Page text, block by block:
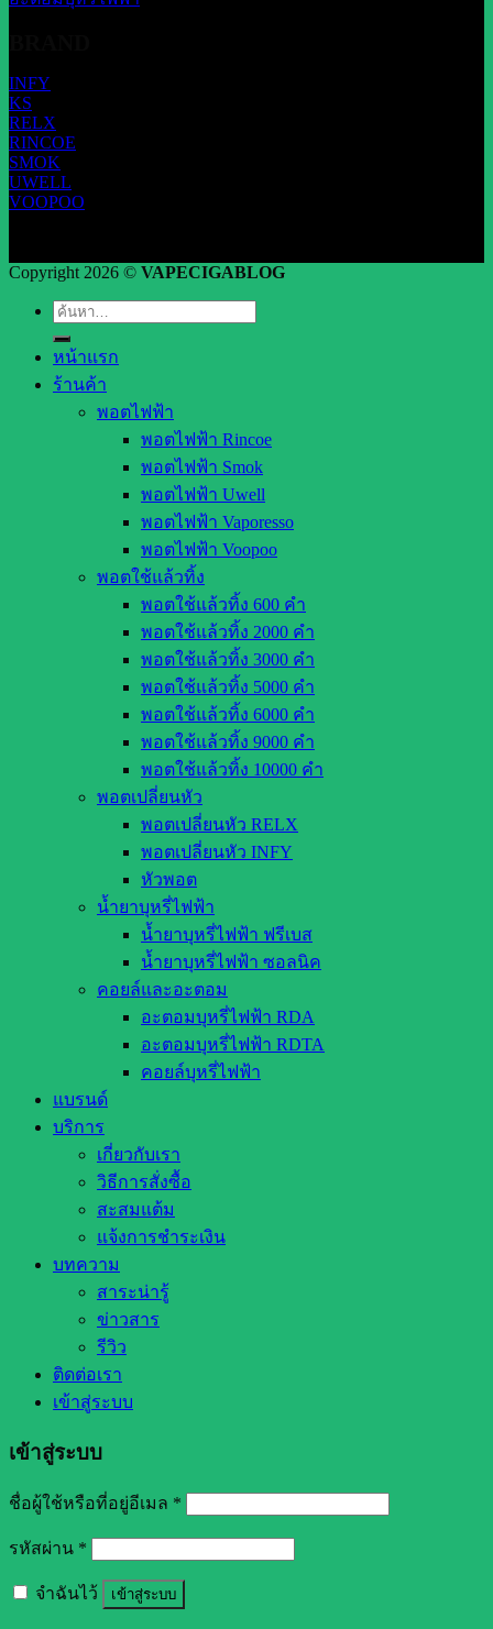
INFY
KS
RELX
RINCOE
SMOK
UWELL
VOOPOO
Copyright 2026 © VAPECIGABLOG
ค้นหา:
หน้าแรก
ร้านค้า
พอตไฟฟ้า
พอตไฟฟ้า Rincoe
พอตไฟฟ้า Smok
พอตไฟฟ้า Uwell
พอตไฟฟ้า Vaporesso
พอตไฟฟ้า Voopoo
พอตใช้แล้วทิ้ง
พอตใช้แล้วทิ้ง 600 คำ
พอตใช้แล้วทิ้ง 2000 คำ
พอตใช้แล้วทิ้ง 3000 คำ
พอตใช้แล้วทิ้ง 5000 คำ
พอตใช้แล้วทิ้ง 6000 คำ
พอตใช้แล้วทิ้ง 9000 คำ
พอตใช้แล้วทิ้ง 10000 คำ
พอตเปลี่ยนหัว
พอตเปลี่ยนหัว RELX
พอตเปลี่ยนหัว INFY
หัวพอต
น้ำยาบุหรี่ไฟฟ้า
น้ำยาบุหรี่ไฟฟ้า ฟรีเบส
น้ำยาบุหรี่ไฟฟ้า ซอลนิค
คอยล์และอะตอม
อะตอมบุหรี่ไฟฟ้า RDA
อะตอมบุหรี่ไฟฟ้า RDTA
คอยล์บุหรี่ไฟฟ้า
แบรนด์
บริการ
เกี่ยวกับเรา
วิธีการสั่งซื้อ
สะสมแต้ม
แจ้งการชำระเงิน
บทความ
สาระน่ารู้
ข่าวสาร
รีวิว
ติดต่อเรา
เข้าสู่ระบบ
เข้าสู่ระบบ
ชื่อผู้ใช้หรือที่อยู่อีเมล *
รหัสผ่าน *
จำฉันไว้ เข้าสู่ระบบ